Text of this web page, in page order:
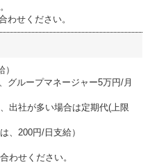
わせください。
グループマネージャー5万円/月
出社が多い場合は定期代(上限
、200円/日支給）
わせください。